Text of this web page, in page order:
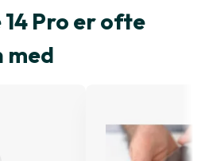
Pro er ofte
med